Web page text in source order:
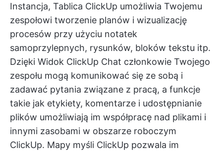
Instancja, Tablica ClickUp umożliwia Twojemu
zespołowi tworzenie planów i wizualizację
procesów przy użyciu notatek
samoprzylepnych, rysunków, bloków tekstu itp.
Dzięki Widok ClickUp Chat członkowie Twojego
zespołu mogą komunikować się ze sobą i
zadawać pytania związane z pracą, a funkcje
takie jak etykiety, komentarze i udostępnianie
plików umożliwiają im współpracę nad plikami i
innymi zasobami w obszarze roboczym
ClickUp. Mapy myśli ClickUp pozwala im